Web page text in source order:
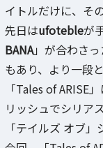
イトルだけに、そ
先日はufotebleが
BANA」が合わさ
もあり、より一段
「Tales of ARISE
リッシュでシリア
「テイルズ オブ